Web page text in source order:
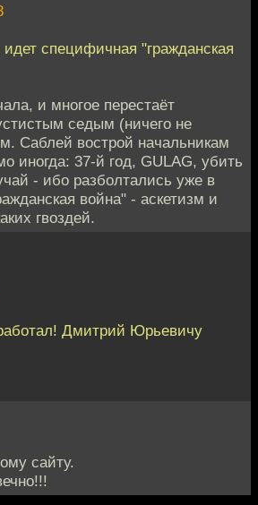
специфичная "гражданская
и многое перестаёт
седым (ничего не
Саблей вострой начальникам
иногда: 37-й год, GULAG, убить
- ибо разболтались уже в
война" - аскетизм и
гвоздей.
Дмитрий Юрьевичу
сайту.